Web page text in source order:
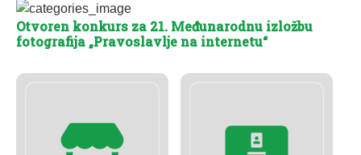
Otvoren konkurs za 21. Međunarodnu izložbu
fotografija „Pravoslavlje na internetu“